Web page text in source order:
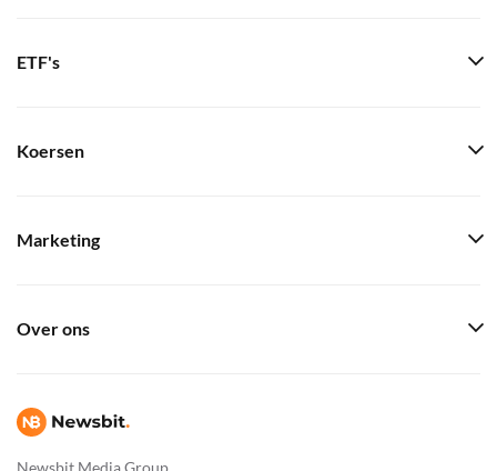
Newsbit Media Group
ETF's
Koersen
Marketing
Over ons